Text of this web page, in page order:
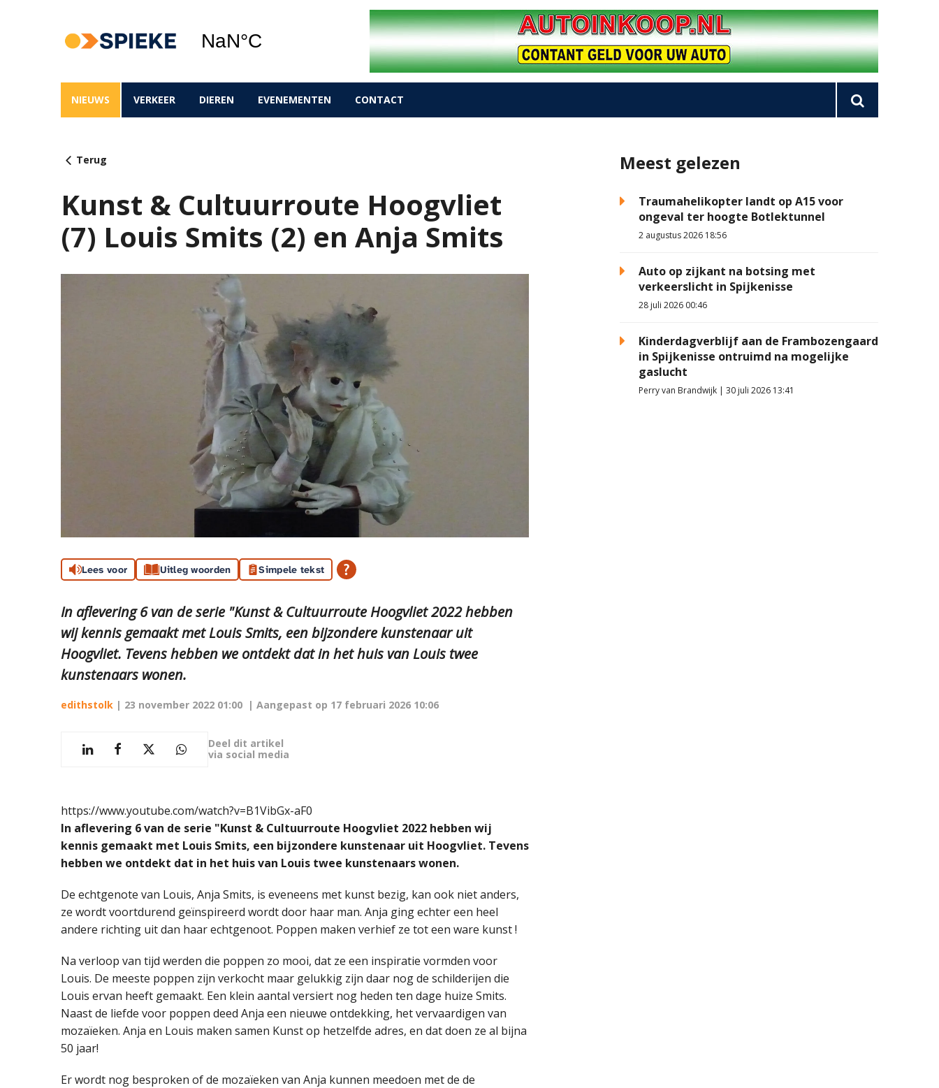
NIEUWS VERKEER DIEREN EVENEMENTEN CONTACT
Terug
Kunst & Cultuurroute Hoogvliet
(7) Louis Smits (2) en Anja Smits
Lees voor Uitleg woorden Simpele tekst
In aflevering 6 van de serie "Kunst & Cultuurroute Hoogvliet 2022 hebben
wij kennis gemaakt met Louis Smits, een bijzondere kunstenaar uit
Hoogvliet. Tevens hebben we ontdekt dat in het huis van Louis twee
kunstenaars wonen.
edithstolk | 23 november 2022 01:00 | Aangepast op 17 februari 2026 10:06
Deel dit artikel
via social media
https://www.youtube.com/watch?v=B1VibGx-aF0
In aflevering 6 van de serie "Kunst & Cultuurroute Hoogvliet 2022 hebben wij
kennis gemaakt met Louis Smits, een bijzondere kunstenaar uit Hoogvliet. Tevens
hebben we ontdekt dat in het huis van Louis twee kunstenaars wonen.
De echtgenote van Louis, Anja Smits, is eveneens met kunst bezig, kan ook niet anders,
ze wordt voortdurend geïnspireerd wordt door haar man. Anja ging echter een heel
andere richting uit dan haar echtgenoot. Poppen maken verhief ze tot een ware kunst !
Na verloop van tijd werden die poppen zo mooi, dat ze een inspiratie vormden voor
Louis. De meeste poppen zijn verkocht maar gelukkig zijn daar nog de schilderijen die
Louis ervan heeft gemaakt. Een klein aantal versiert nog heden ten dage huize Smits.
Naast de liefde voor poppen deed Anja een nieuwe ontdekking, het vervaardigen van
mozaïeken. Anja en Louis maken samen Kunst op hetzelfde adres, en dat doen ze al bijna
50 jaar!
Er wordt nog besproken of de mozaïeken van Anja kunnen meedoen met de de
Meest gelezen
Traumahelikopter landt op A15 voor
ongeval ter hoogte Botlektunnel
2 augustus 2026 18:56
Auto op zijkant na botsing met
verkeerslicht in Spijkenisse
28 juli 2026 00:46
Kinderdagverblijf aan de Frambozengaard
in Spijkenisse ontruimd na mogelijke
gaslucht
Perry van Brandwijk | 30 juli 2026 13:41